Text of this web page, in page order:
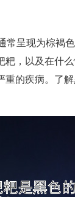
常呈现为棕
，以及在什
的疾病。了